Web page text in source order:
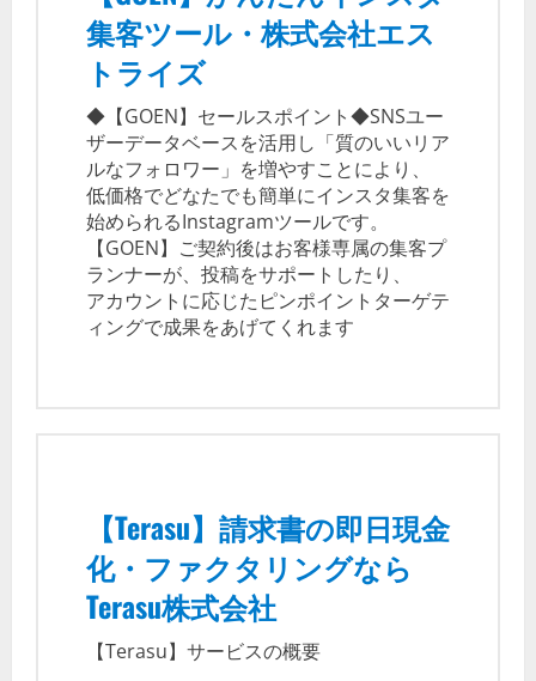
集客ツール・株式会社エス
トライズ
◆【GOEN】セールスポイント◆SNSユー
ザーデータベースを活用し「質のいいリア
ルなフォロワー」を増やすことにより、
低価格でどなたでも簡単にインスタ集客を
始められるInstagramツールです。
【GOEN】ご契約後はお客様専属の集客プ
ランナーが、投稿をサポートしたり、
アカウントに応じたピンポイントターゲテ
ィングで成果をあげてくれます
【Terasu】請求書の即日現金
化・ファクタリングなら
Terasu株式会社
【Terasu】サービスの概要